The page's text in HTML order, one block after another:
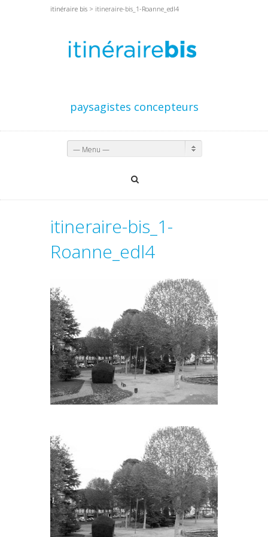
itinéraire bis > itineraire-bis_1-Roanne_edl4
paysagistes concepteurs
— Menu —
itineraire-bis_1-
Roanne_edl4